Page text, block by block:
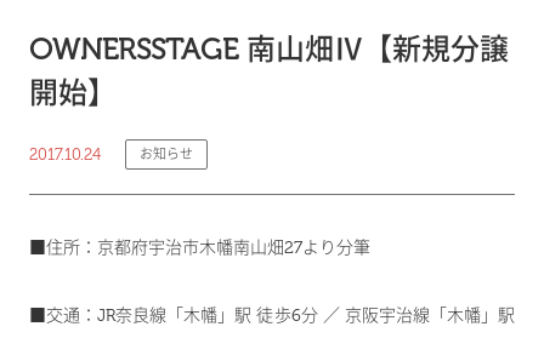
OWNERSSTAGE 南山畑Ⅳ【新規分譲
開始】
2017.10.24 お知らせ
■住所：京都府宇治市木幡南山畑27より分筆
■交通：JR奈良線「木幡」駅 徒歩6分 ／ 京阪宇治線「木幡」駅